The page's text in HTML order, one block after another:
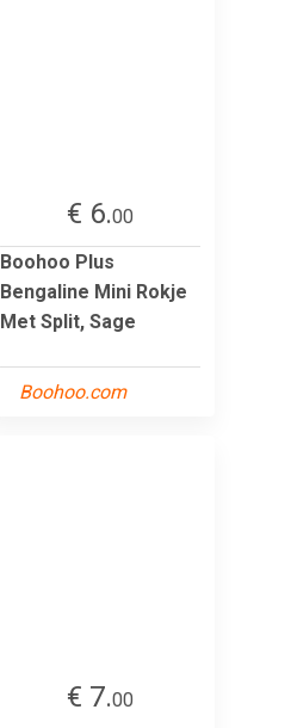
€ 6.00
Boohoo Plus
Bengaline Mini Rokje
Met Split, Sage
Boohoo.com
€ 7.00